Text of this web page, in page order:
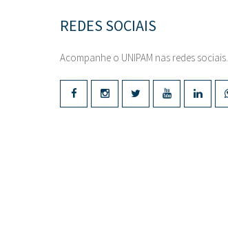
REDES SOCIAIS
Acompanhe o UNIPAM nas redes sociais.